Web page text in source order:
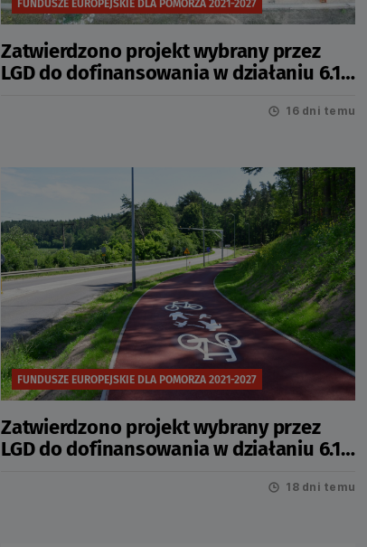
FUNDUSZE EUROPEJSKIE DLA POMORZA 2021-2027
Zatwierdzono projekt wybrany przez
LGD do dofinansowania w działaniu 6.12
16 dni temu
FUNDUSZE EUROPEJSKIE DLA POMORZA 2021-2027
Zatwierdzono projekt wybrany przez
LGD do dofinansowania w działaniu 6.12
18 dni temu